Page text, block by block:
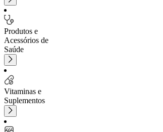
Produtos e
Acessórios de
Saúde
Vitaminas e
Suplementos